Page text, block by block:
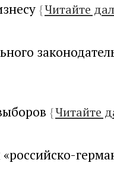
{Читайте
{Читайте